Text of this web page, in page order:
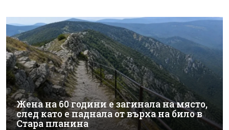
Жена на 60 години е загинала на място,
след като е паднала от върха на било в
Стара планина